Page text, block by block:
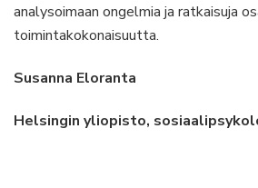
analysoimaan ongelmia ja ratkaisuja
toimintakokonaisuutta.
Susanna Eloranta
Helsingin yliopisto,